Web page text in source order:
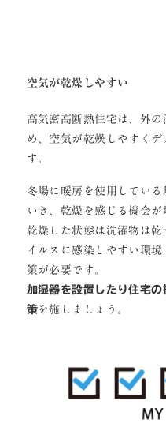
空気が乾燥しやすい
高気密高断熱住宅は、外
め、空気が乾燥しやすく
す。
冬場に暖房を使用してい
いき、乾燥を感じる機会が
乾燥した状態は洗濯物は
イルスに感染しやすい環
策が必要です。
加湿器を設置したり住宅
策を施しましょう。